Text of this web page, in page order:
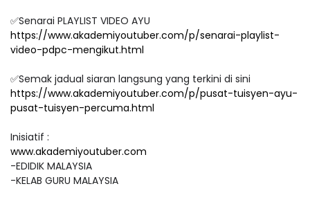
✅Senarai PLAYLIST VIDEO AYU
https://www.akademiyoutuber.com/p/senarai-playlist-
video-pdpc-mengikut.html
✅Semak jadual siaran langsung yang terkini di sini
https://www.akademiyoutuber.com/p/pusat-tuisyen-ayu-
pusat-tuisyen-percuma.html
Inisiatif :
www.akademiyoutuber.com
-EDIDIK MALAYSIA
-KELAB GURU MALAYSIA